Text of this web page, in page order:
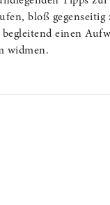
bloß
einen
widmen.